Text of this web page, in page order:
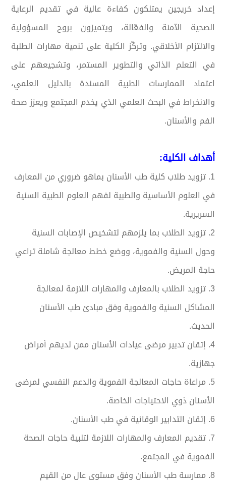
إعداد خريجين يمتلكون كفاءة عالية في تقديم الرعاية
الصحية الآمنة والفعّالة، ويتميزون بروح المسؤولية
والالتزام الأخلاقي. وتركّز الكلية على تنمية مهارات الطلبة
في التعلم الذاتي والتطوير المستمر، وتشجيعهم على
اعتماد الممارسات الطبية المسندة بالدليل العلمي،
والانخراط في البحث العلمي الذي يخدم المجتمع ويعزز صحة
الفم والأسنان.
أهداف الكلية:
1. تزويد طلاب كلية طب الأسنان بماهو ضروري من المعارف
في العلوم الأساسية والطبية لفهم العلوم الطبية السنية
السريرية.
2. تزويد الطلاب بما يلزمهم لتشخيص الإصابات السنية
وحول السنية والفموية، ووضع خطط معالجة شاملة تراعي
حاجة المريض.
3. تزويد الطلاب بالمعارف والمهارات اللازمة لمعالجة
المشاكل السنية والفموية وفق مبادئ طب الأسنان
الحديث.
4. إتقان تدبير مرضى عيادات الأسنان ممن لديهم أمراض
جهازية.
5. مراعاة حاجات المعالجة الفموية والدعم النفسي لمرضى
الأسنان ذوي الاحتياجات الخاصة.
6. إتقان التدابير الوقائية في طب الأسنان.
7. تقديم المعارف والمهارات اللازمة لتلبية حاجات الصحة
الفموية في المجتمع.
8. ممارسة طب الأسنان وفق مستوى عال من القيم